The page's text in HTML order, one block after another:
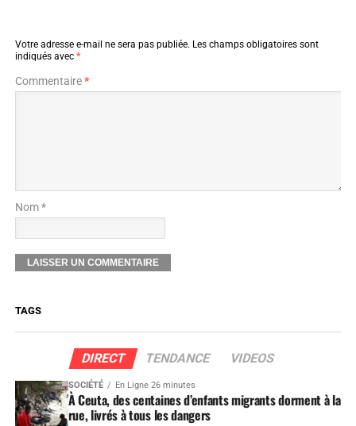
Votre adresse e-mail ne sera pas publiée. Les champs obligatoires sont
indiqués avec *
Commentaire*
Nom *
TAGS
DIRECT TENDANCE VIDEOS
SOCIÉTÉ En Ligne 26 minutes
À Ceuta, des centaines d’enfants migrants dorment à la
rue, livrés à tous les dangers